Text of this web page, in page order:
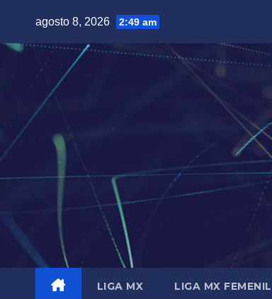
contenido
agosto 8, 2026 2:49 am
LIGA MX LIGA MX FEMENIL